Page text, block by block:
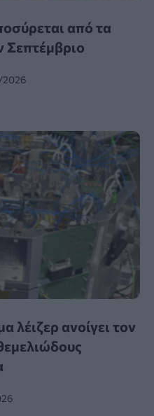
από τα
2026
λέιζερ ανοίγει τον